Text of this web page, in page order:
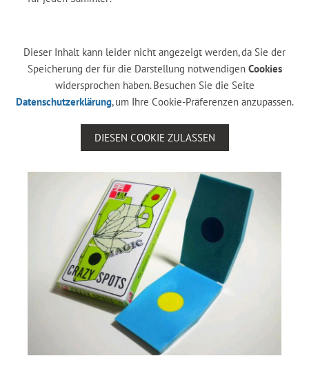
Dieser Inhalt kann leider nicht angezeigt werden, da Sie der
Speicherung der für die Darstellung notwendigen Cookies
widersprochen haben. Besuchen Sie die Seite
Datenschutzerklärung, um Ihre Cookie-Präferenzen anzupassen.
DIESEN COOKIE ZULASSEN